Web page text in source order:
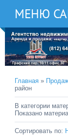
МЕНЮ
Главная »
район
В категории
Показано
Сортировать по: